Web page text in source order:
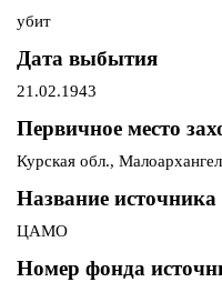
убит
Дата выбытия
21.02.1943
Первичное место
Курская обл.,
Название источника
ЦАМО
Номер фонда